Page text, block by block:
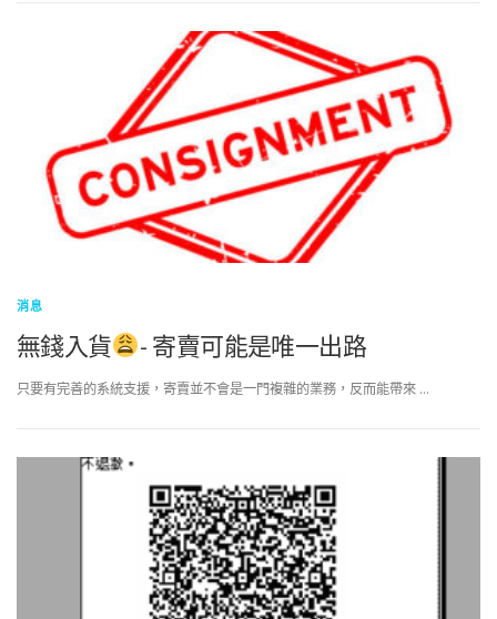
消息
無錢入貨 - 寄賣可能是唯一出路
只要有完善的系統支援，寄賣並不會是一門複雜的業務，反而能帶來 …